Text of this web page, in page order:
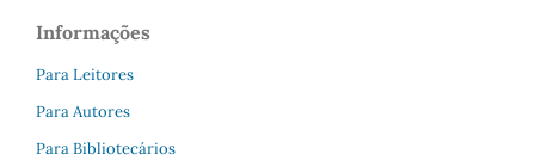
Informações
Para Leitores
Para Autores
Para Bibliotecários